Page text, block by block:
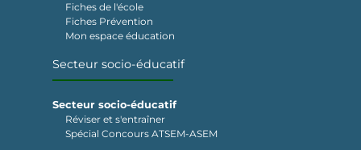
Fiches de l'école
Fiches Prévention
Mon espace éducation
Secteur socio-éducatif
Secteur socio-éducatif
Réviser et s'entraîner
Spécial Concours ATSEM-ASEM